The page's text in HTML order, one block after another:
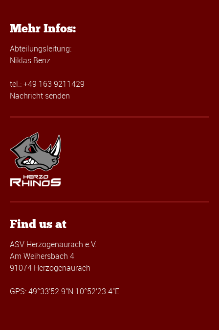
Mehr Infos:
Abteilungsleitung:
Niklas Benz
tel.: +49 163 9211429
Nachricht senden
Find us at
ASV Herzogenaurach e.V.
Am Weihersbach 4
91074 Herzogenaurach
GPS: 49°33'52.9"N 10°52'23.4"E